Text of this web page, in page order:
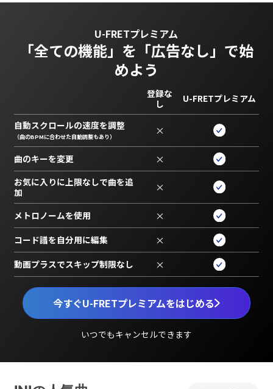
U-FRETプレミアム
「全ての機能」を 「広告なし」で始
めよう
今すぐU-FRETプレミアムをはじめる
いつでもキャンセルできます
登録な
し
U-FRETプレミアム
自動スクロールの速度を調整
（曲のBPMに合わせた自動調整もあり） ×
曲のキーを変更 ×
お気に入りに上限なしで曲を追
加
×
メトロノームを使用 ×
コード譜を自分用に編集 ×
動画プラスでスキップ制限なし ×